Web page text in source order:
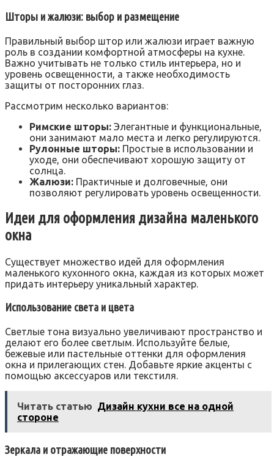
Шторы и жалюзи: выбор и размещение
Правильный выбор штор или жалюзи играет важную
роль в создании комфортной атмосферы на кухне.
Важно учитывать не только стиль интерьера, но и
уровень освещенности, а также необходимость
защиты от посторонних глаз.
Рассмотрим несколько вариантов:
Римские шторы: Элегантные и функциональные,
они занимают мало места и легко регулируются.
Рулонные шторы: Простые в использовании и
уходе, они обеспечивают хорошую защиту от
солнца.
Жалюзи: Практичные и долговечные, они
позволяют регулировать уровень освещенности.
Идеи для оформления дизайна маленького
окна
Существует множество идей для оформления
маленького кухонного окна, каждая из которых может
придать интерьеру уникальный характер.
Использование света и цвета
Светлые тона визуально увеличивают пространство и
делают его более светлым. Используйте белые,
бежевые или пастельные оттенки для оформления
окна и прилегающих стен. Добавьте яркие акценты с
помощью аксессуаров или текстиля.
Читать статью Дизайн кухни все на одной
стороне
Зеркала и отражающие поверхности